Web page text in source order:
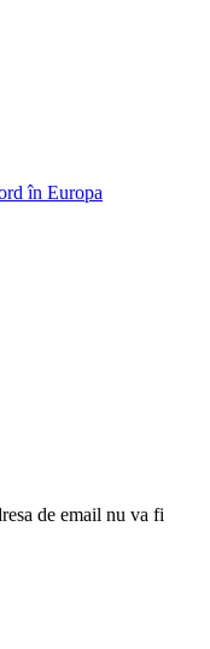
în Europa
de email nu va fi